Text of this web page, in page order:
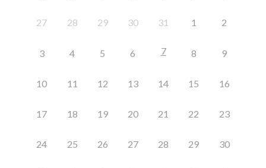
27 28 29 30 31 1 2
3 4 5 6 7 8 9
10 11 12 13 14 15 16
17 18 19 20 21 22 23
24 25 26 27 28 29 30